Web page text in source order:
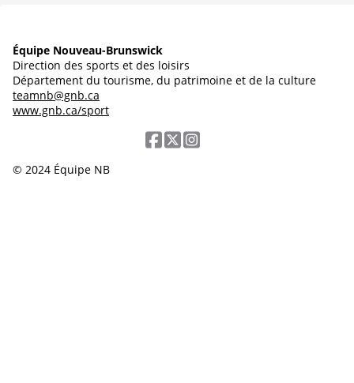
Équipe Nouveau-Brunswick
Direction des sports et des loisirs
Département du tourisme, du patrimoine et de la culture
teamnb@gnb.ca
www.gnb.ca/sport
© 2024 Équipe NB